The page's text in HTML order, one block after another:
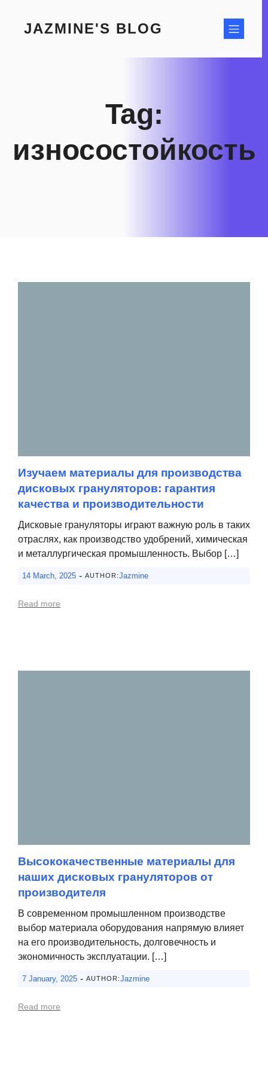
contentJAZMINE'S BLOG
Tag:
износостойкость
Изучаем материалы для производства
дисковых грануляторов: гарантия
качества и производительности
Дисковые грануляторы играют важную роль в таких
отраслях, как производство удобрений, химическая
и металлургическая промышленность. Выбор […]
14 March, 2025 - AUTHOR:Jazmine
Read more
Высококачественные материалы для
наших дисковых грануляторов от
производителя
В современном промышленном производстве
выбор материала оборудования напрямую влияет
на его производительность, долговечность и
экономичность эксплуатации. […]
7 January, 2025 - AUTHOR:Jazmine
Read more